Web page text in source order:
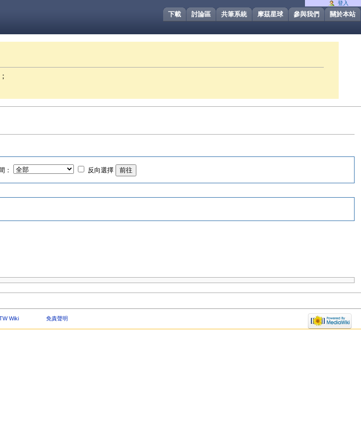
關於本站
參與我們
摩茲星球
共筆系統
討論區
下載
；
： 反向選擇
登入
Wiki 免責聲明